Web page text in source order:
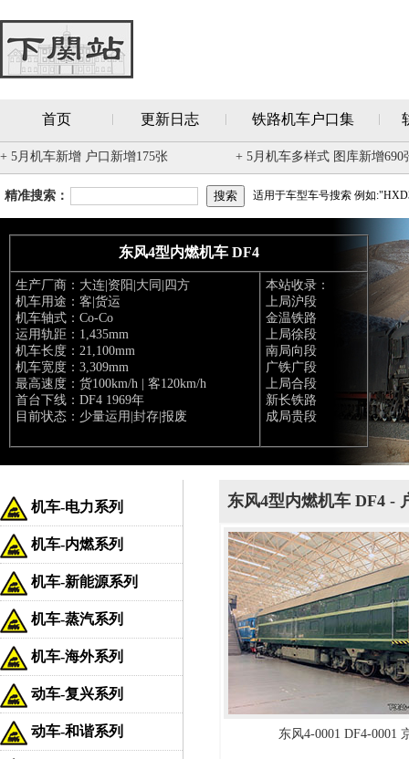
首页 更新日志 铁路机车户口集
+ 5月机车新增 户口新增175张 + 5月机车多样式 图库新增690
精准搜索： 适用于车型车号搜索 例如
东风4型内燃机车 DF4
生产厂商：大连|资阳|大同|四方
机车用途：客|货运
机车轴式：Co-Co
运用轨距：1,435mm
机车长度：21,100mm
机车宽度：3,309mm
最高速度：货100km/h | 客120km/h
首台下线：DF4 1969年
目前状态：少量运用|封存|报废
本站收录：
上局沪段
金温铁路
上局徐段
南局向段
广铁广段
上局合段
新长铁路
成局贵段
机车-电力系列
机车-内燃系列
机车-新能源系列
机车-蒸汽系列
机车-海外系列
动车-复兴系列
动车-和谐系列
东风4型内燃机车 DF4 -
东风4-0001 DF4-0001